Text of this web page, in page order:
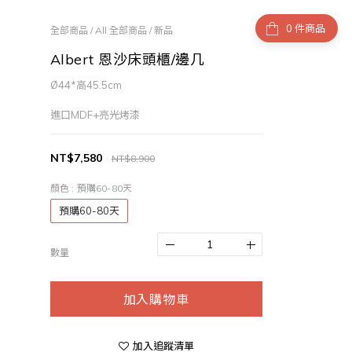
件商品
全部商品 /All 全部商品 /新品
Albert 恩沙床頭櫃/邊几
Ø44*高45.5cm
進口MDF+亮光烤漆
NT$8,900
NT$7,580
顏色 : 預購60-80天
預購60-80天
數量
加入購物車
加入追蹤清單